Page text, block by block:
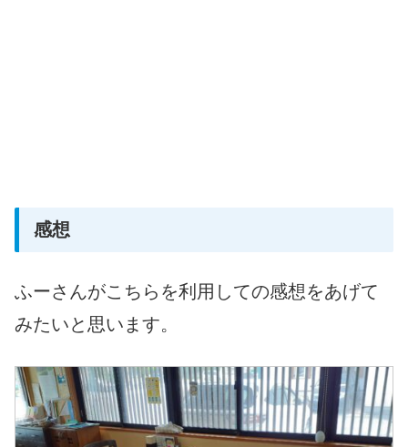
感想
ふーさんがこちらを利用しての感想をあげて
みたいと思います。